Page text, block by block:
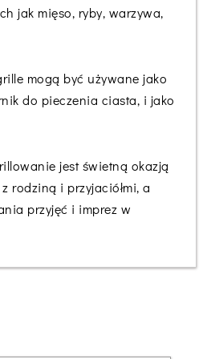
jak mięso, ryby, warzywa,
mogą być używane jako
do pieczenia ciasta, i jako
jest świetną okazją
rodziną i przyjaciółmi, a
przyjęć i imprez w